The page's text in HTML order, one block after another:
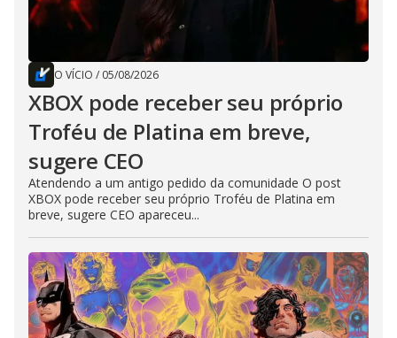
O VÍCIO / 05/08/2026
XBOX pode receber seu próprio
Troféu de Platina em breve,
sugere CEO
Atendendo a um antigo pedido da comunidade O post
XBOX pode receber seu próprio Troféu de Platina em
breve, sugere CEO apareceu...